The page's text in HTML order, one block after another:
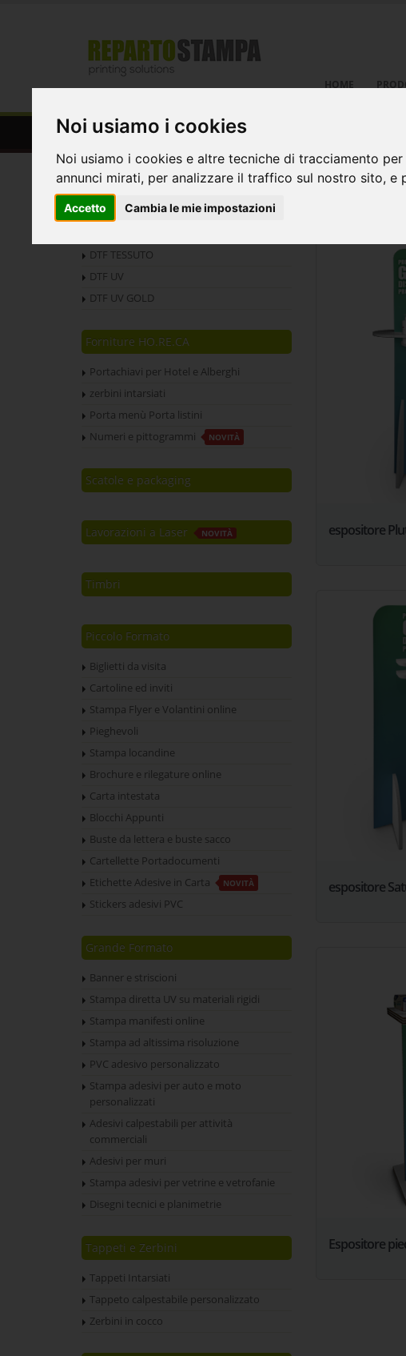
Noi usiamo i cookies
Noi usiamo i cookies e altre tecniche di tracciamento
annunci mirati, per analizzare il traffico sul nostro sito,
Accetto Cambia le mie impostazioni
HOME
Espositori disinfettante e guanti
Home Protezione Covid Espositori per
DTF
DTF TESSUTO
DTF UV
DTF UV GOLD
Forniture HO.RE.CA
Portachiavi per Hotel e Alberghi
zerbini intarsiati
Porta menù Porta listini
Numeri e pittogrammi
NOVITÀ
Scatole e packaging
Lavorazioni a Laser NOVITÀ
Timbri
Piccolo Formato
Biglietti da visita
Cartoline ed inviti
Stampa Flyer e Volantini online
Pieghevoli
Stampa locandine
Brochure e rilegature online
Carta intestata
Blocchi Appunti
Buste da lettera e buste sacco
Cartellette Portadocumenti
Etichette Adesive in Carta
NOVITÀ
Stickers adesivi PVC
Grande Formato
Banner e striscioni
Stampa diretta UV su materiali rigidi
Stampa manifesti online
Stampa ad altissima risoluzione
PVC adesivo personalizzato
Stampa adesivi per auto e moto
personalizzati
Adesivi calpestabili per attività
commerciali
Adesivi per muri
Stampa adesivi per vetrine e vetrofanie
Disegni tecnici e planimetrie
Tappeti e Zerbini
Tappeti Intarsiati
Tappeto calpestabile personalizzato
Zerbini in cocco
espositore
espositore
Espositore